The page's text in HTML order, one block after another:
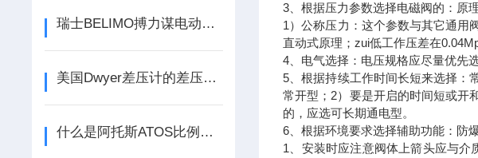
瑞士BELIMO搏力谋电动阀和电动球阀有区别么
美国Dwyer差压计的差压的作用原理分类
什么是阿托斯ATOS比例阀？
3、根据压力参数选择电磁阀的：原
1）公称压力：这个参数与其它通用
直动式原理；zui低工作压差在
4、电气选择：电压规格应尽量优先
5、根据持续工作时间长短来选择：
常开型；2）要是开启的时间短或开
的，应选可长期通电型。
6、根据环境要求选择辅助功能：防
1、安装时应注意阀体上箭头应与